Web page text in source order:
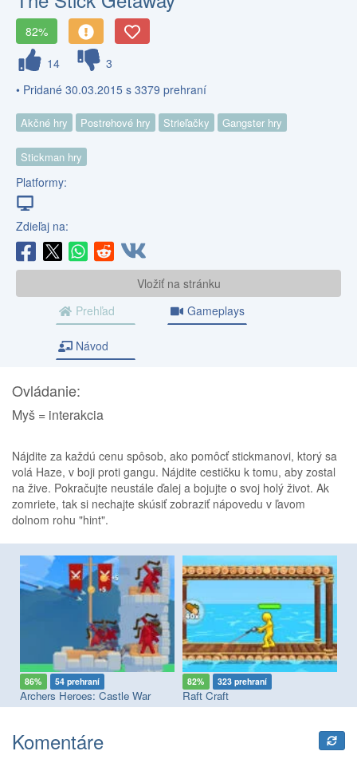
82%
14
3
• Pridané 30.03.2015 s 3379 prehraní
Akčné hry Postrehové hry Strieľačky Gangster hry
Stickman hry
Platformy:
Zdieľaj na:
Vložiť na stránku
Prehľad
Gameplays
Návod
Ovládanie:
Myš = interakcia
Nájdite za každú cenu spôsob, ako pomôcť stickmanovi, ktorý sa
volá Haze, v boji proti gangu. Nájdite cestičku k tomu, aby zostal
na žive. Pokračujte neustále ďalej a bojujte o svoj holý život. Ak
zomriete, tak si nechajte skúsiť zobraziť nápovedu v ľavom
dolnom rohu "hint".
86% 54 prehraní
Archers Heroes: Castle War
82% 323 prehraní
Raft Craft
Komentáre